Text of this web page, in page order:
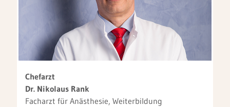
Chefarzt
Dr. Nikolaus Rank
Facharzt für Anästhesie, Weiterbildung